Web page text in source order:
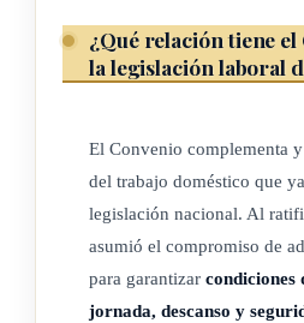
Convención Internacional sobre
Derechos de todos los
Después de haber decido adoptar
relativas al trabajo decente para
cuestión que constituye el cuarto
reunión, y
Después de haber decido que
¿Qué relación tiene el
la legislación laboral
El Convenio complementa
del trabajo doméstico que
legislación nacional. Al
asumió el compromiso de
para garantizar condiciones
jornada, descanso y